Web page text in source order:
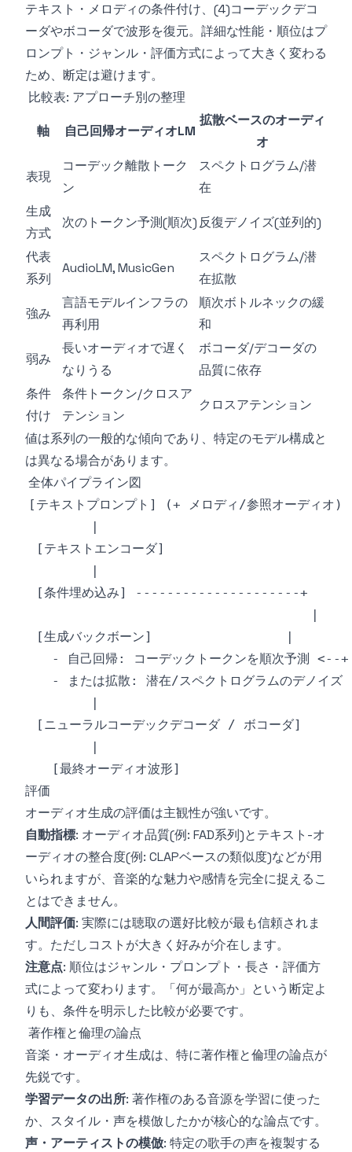
テキスト・メロディの条件付け、(4)コーデックデコ
ーダやボコーダで波形を復元。詳細な性能・順位はプ
ロンプト・ジャンル・評価方式によって大きく変わる
ため、断定は避けます。
比較表: アプローチ別の整理
軸 自己回帰オーディオLM
拡散ベースのオーディ
オ
表現
コーデック離散トーク
ン
スペクトログラム/潜
在
生成
方式
次のトークン予測(順次) 反復デノイズ(並列的)
代表
系列
AudioLM, MusicGen
スペクトログラム/潜
在拡散
強み
言語モデルインフラの
再利用
順次ボトルネックの緩
和
弱み
長いオーディオで遅く
なりうる
ボコーダ/デコーダの
品質に依存
条件
付け
条件トークン/クロスア
テンション
クロスアテンション
値は系列の一般的な傾向であり、特定のモデル構成と
は異なる場合があります。
全体パイプライン図
評価
オーディオ生成の評価は主観性が強いです。
自動指標: オーディオ品質(例: FAD系列)とテキスト-オ
ーディオの整合度(例: CLAPベースの類似度)などが用
いられますが、音楽的な魅力や感情を完全に捉えるこ
とはできません。
人間評価: 実際には聴取の選好比較が最も信頼されま
す。ただしコストが大きく好みが介在します。
注意点: 順位はジャンル・プロンプト・長さ・評価方
式によって変わります。「何が最高か」という断定よ
りも、条件を明示した比較が必要です。
著作権と倫理の論点
音楽・オーディオ生成は、特に著作権と倫理の論点が
先鋭です。
学習データの出所: 著作権のある音源を学習に使った
か、スタイル・声を模倣したかが核心的な論点です。
声・アーティストの模倣: 特定の歌手の声を複製する